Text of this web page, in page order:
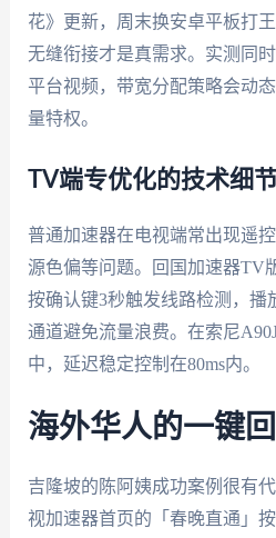
花》更新，周末换安卓平板打
无缝衔接才是真需求。实测同
平台视频，带宽分配策略会动
量特权。
TV端专优化的技术细
普通加速器在电视端常出现遥
源色偏等问题。回国加速器TV
按确认键3秒触发线路检测，播
通道避免流量浪费。在索尼
中，延迟稳定控制在80ms内。
海外华人的一键
吉隆坡的陈阿姨成功案例很有
视加速器首页的「春晚直通」